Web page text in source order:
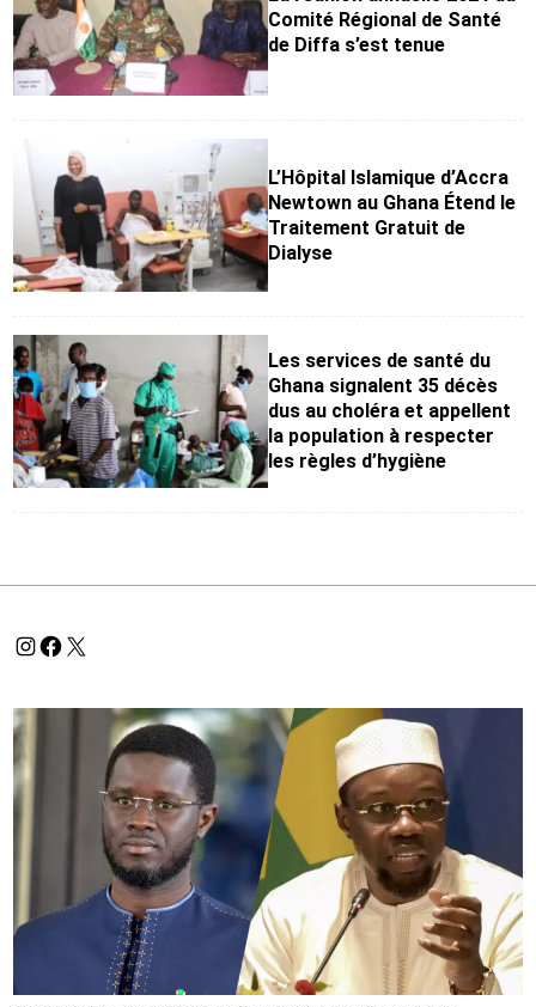
Comité Régional de Santé
de Diffa s’est tenue
L’Hôpital Islamique d’Accra
Newtown au Ghana Étend le
Traitement Gratuit de
Dialyse
Les services de santé du
Ghana signalent 35 décès
dus au choléra et appellent
la population à respecter
les règles d’hygiène